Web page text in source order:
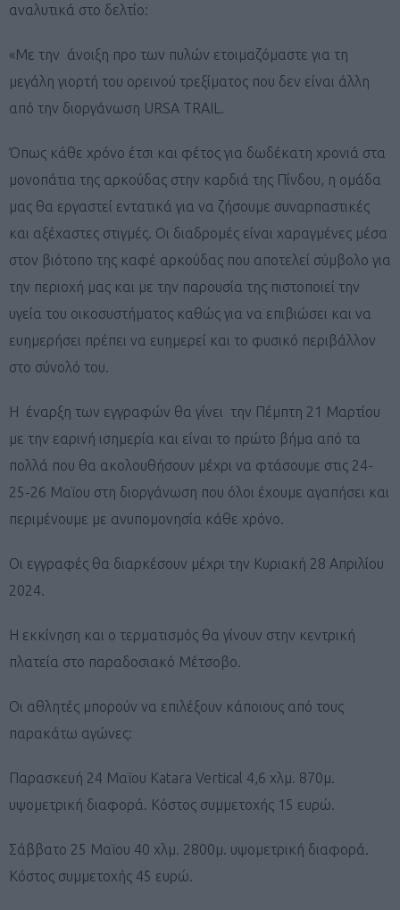
αναλυτικά στο δελτίο:
«Με την άνοιξη προ των πυλών ετοιμαζόμαστε για τη
μεγάλη γιορτή του ορεινού τρεξίματος που δεν είναι άλλη
από την διοργάνωση URSA TRAIL.
Όπως κάθε χρόνο έτσι και φέτος για δωδέκατη χρονιά στα
μονοπάτια της αρκούδας στην καρδιά της Πίνδου, η ομάδα
μας θα εργαστεί εντατικά για να ζήσουμε συναρπαστικές
και αξέχαστες στιγμές. Οι διαδρομές είναι χαραγμένες μέσα
στον βιότοπο της καφέ αρκούδας που αποτελεί σύμβολο για
την περιοχή μας και με την παρουσία της πιστοποιεί την
υγεία του οικοσυστήματος καθώς για να επιβιώσει και να
ευημερήσει πρέπει να ευημερεί και το φυσικό περιβάλλον
στο σύνολό του.
Η έναρξη των εγγραφών θα γίνει την Πέμπτη 21 Μαρτίου
με την εαρινή ισημερία και είναι το πρώτο βήμα από τα
πολλά που θα ακολουθήσουν μέχρι να φτάσουμε στις 24-
25-26 Μαϊου στη διοργάνωση που όλοι έχουμε αγαπήσει και
περιμένουμε με ανυπομονησία κάθε χρόνο.
Οι εγγραφές θα διαρκέσουν μέχρι την Κυριακή 28 Απριλίου
2024.
Η εκκίνηση και ο τερματισμός θα γίνουν στην κεντρική
πλατεία στο παραδοσιακό Μέτσοβο.
Οι αθλητές μπορούν να επιλέξουν κάποιους από τους
παρακάτω αγώνες:
Παρασκευή 24 Μαϊου Katara Vertical 4,6 χλμ. 870μ.
υψομετρική διαφορά. Κόστος συμμετοχής 15 ευρώ.
Σάββατο 25 Μαϊου 40 χλμ. 2800μ. υψομετρική διαφορά.
Κόστος συμμετοχής 45 ευρώ.